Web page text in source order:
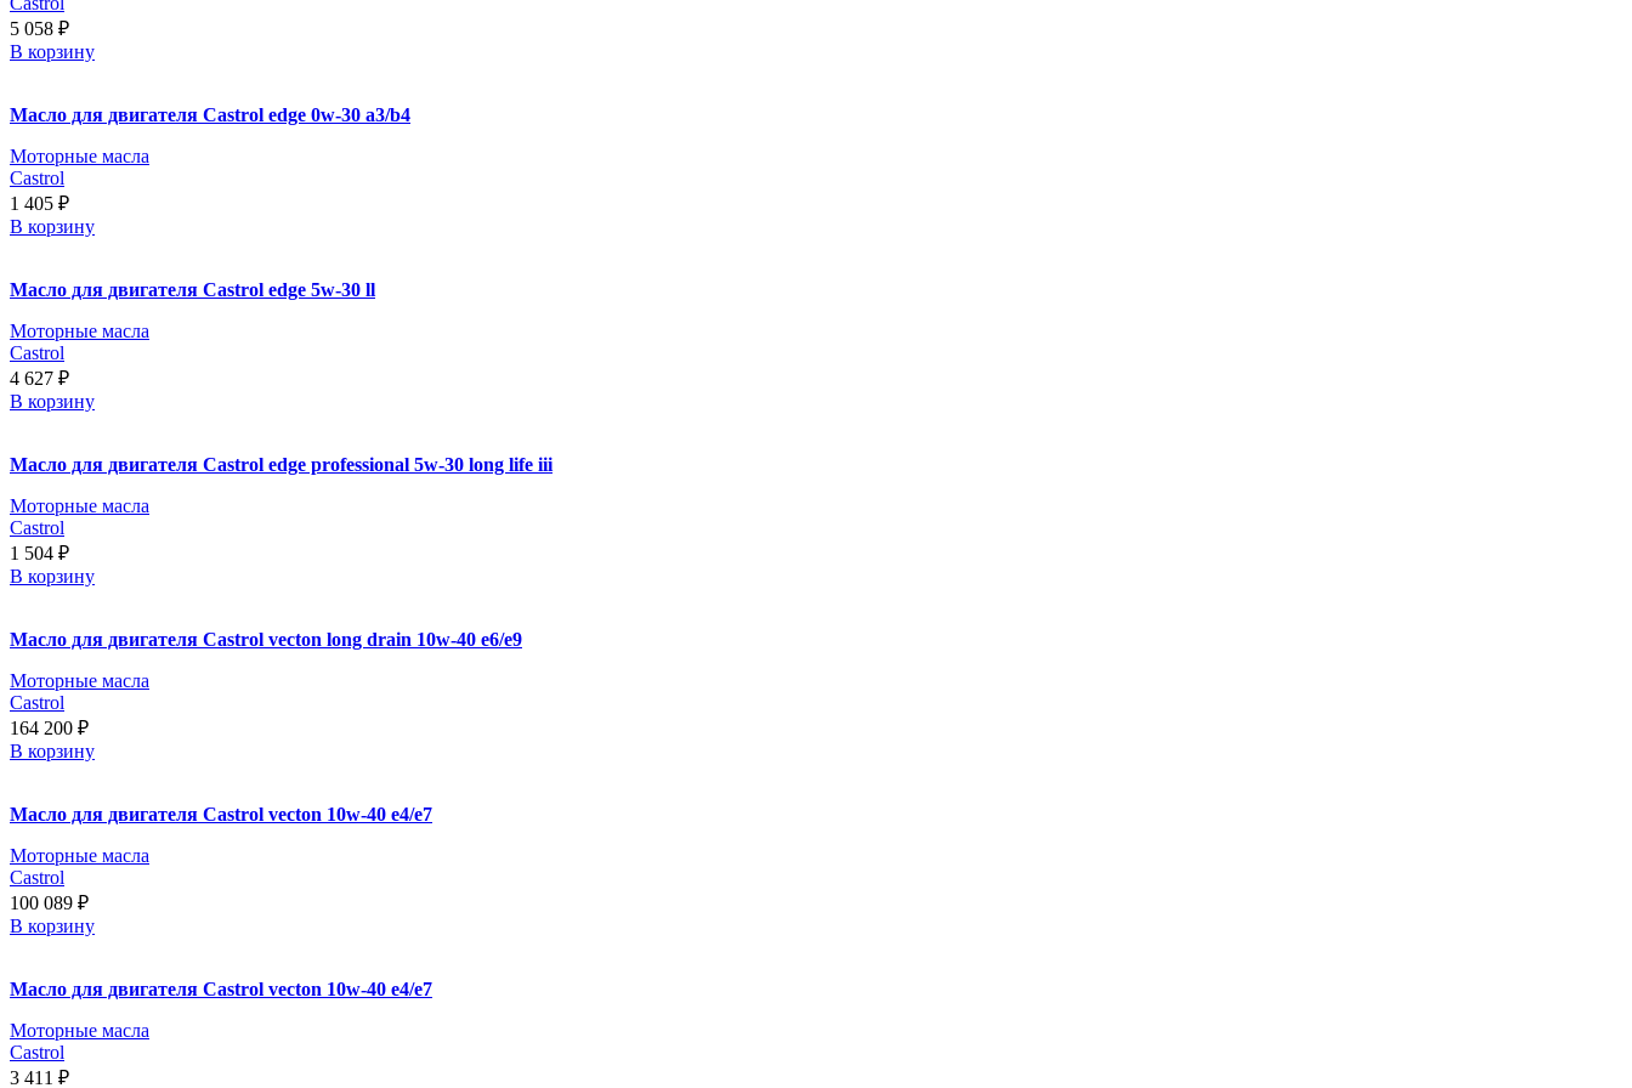
5 058 ₽
В корзину
Масло для двигателя Castrol edge 0w-30 a3/b4
Моторные масла
Castrol
1 405 ₽
В корзину
Масло для двигателя Castrol edge 5w-30 ll
Моторные масла
Castrol
4 627 ₽
В корзину
Масло для двигателя Castrol edge professional 5w-30 long life iii
Моторные масла
Castrol
1 504 ₽
В корзину
Масло для двигателя Castrol vecton long drain 10w-40 e6/e9
Моторные масла
Castrol
164 200 ₽
В корзину
Масло для двигателя Castrol vecton 10w-40 e4/e7
Моторные масла
Castrol
100 089 ₽
В корзину
Масло для двигателя Castrol vecton 10w-40 e4/e7
Моторные масла
Castrol
3 411 ₽